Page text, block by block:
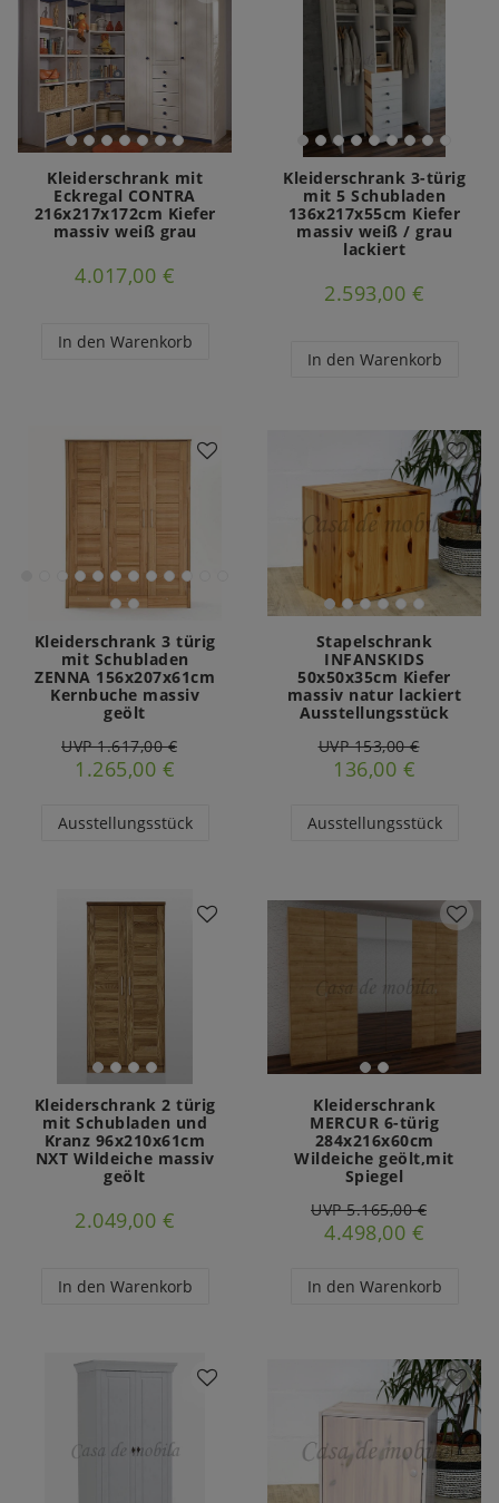
Kleiderschrank mit
Eckregal CONTRA
216x217x172cm Kiefer
massiv weiß grau
4.017,00 €
In den Warenkorb
Kleiderschrank 3-türig
mit 5 Schubladen
136x217x55cm Kiefer
massiv weiß / grau
lackiert
2.593,00 €
In den Warenkorb
Kleiderschrank 3 türig
mit Schubladen
ZENNA 156x207x61cm
Kernbuche massiv
geölt
UVP 1.617,00 €
1.265,00 €
Ausstellungsstück
Stapelschrank
INFANSKIDS
50x50x35cm Kiefer
massiv natur lackiert
Ausstellungsstück
UVP 153,00 €
136,00 €
Ausstellungsstück
Kleiderschrank 2 türig
mit Schubladen und
Kranz 96x210x61cm
NXT Wildeiche massiv
geölt
2.049,00 €
In den Warenkorb
Kleiderschrank
MERCUR 6-türig
284x216x60cm
Wildeiche geölt,mit
Spiegel
UVP 5.165,00 €
4.498,00 €
In den Warenkorb